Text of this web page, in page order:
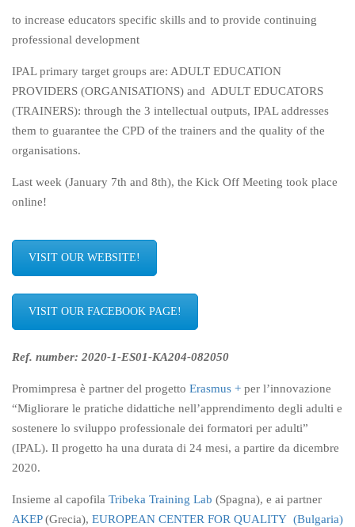
to increase educators specific skills and to provide continuing
professional development
IPAL primary target groups are: ADULT EDUCATION
PROVIDERS (ORGANISATIONS) and ADULT EDUCATORS
(TRAINERS): through the 3 intellectual outputs, IPAL addresses
them to guarantee the CPD of the trainers and the quality of the
organisations.
Last week (January 7th and 8th), the Kick Off Meeting took place
online!
VISIT OUR WEBSITE!
VISIT OUR FACEBOOK PAGE!
Ref. number: 2020-1-ES01-KA204-082050
Promimpresa è partner del progetto Erasmus + per l’innovazione
“Migliorare le pratiche didattiche nell’apprendimento degli adulti e
sostenere lo sviluppo professionale dei formatori per adulti”
(IPAL). Il progetto ha una durata di 24 mesi, a partire da dicembre
2020.
Insieme al capofila Tribeka Training Lab (Spagna), e ai partner
AKEP(Grecia), EUROPEAN CENTER FOR QUALITY (Bulgaria)